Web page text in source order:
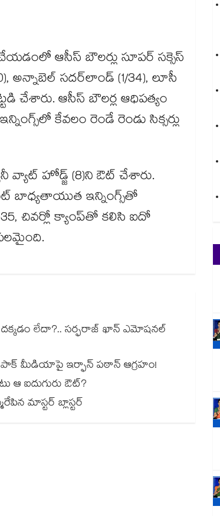
ఆసీస్‌‌ బౌలర్లు సూపర్‌‌ సక్సెస్‌‌
అన్నాబెల్ సదర్‌‌లాండ్ (1/34), లూసీ
చేశారు. ఆసీస్ బౌలర్ల ఆధిపత్యం
కేవలం రెండే రెండు సిక్సర్లు
హోడ్జ్‌‌ (8)ని ఔట్‌‌ చేశారు.
బాధ్యతాయుత ఇన్నింగ్స్‌‌తో
చివర్లో క్యాంప్‌‌తో కలిసి ఐదో
దక్కడం లేదా?.. సర్ఫరాజ్ ఖాన్ ఎమోషనల్
పాక్ మీడియాపై ఇర్ఫాన్ పఠాన్ ఆగ్రహం!
ఆ ఐదుగురు ఔట్?
మాస్టర్ బ్లాస్టర్